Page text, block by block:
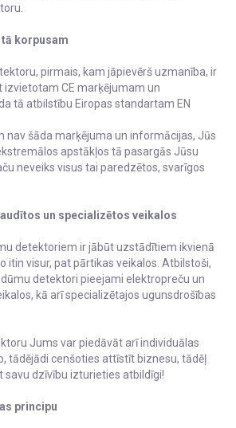
korpusam
pirmais, kam jāpievērš uzmanība, ir
izvietotam CE marķējumam un
tā atbilstību Eiropas standartam EN
nav šāda marķējuma un informācijas, Jūs
apstākļos tā pasargās Jūsu
neveiks visus tai paredzētos, svarīgos
un specializētos veikalos
detektoriem ir jābūt uzstādītiem ikvienā
itin visur, pat pārtikas veikalos. Atbilstoši,
detektori pieejami elektropreču un
kā arī specializētajos ugunsdrošības
Jums var piedāvāt arī individuālas
tādējādi cenšoties attīstīt biznesu, tādēļ
savu dzīvību izturieties atbildīgi!
principu